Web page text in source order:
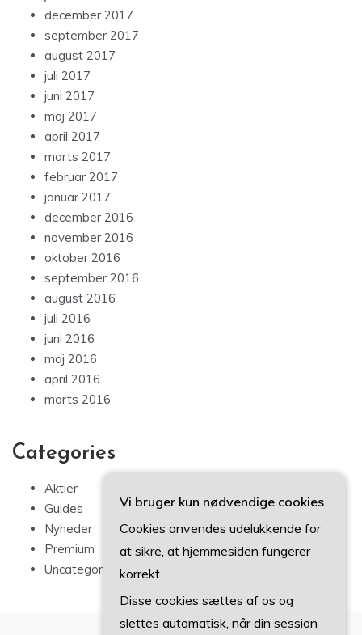
december 2017
september 2017
august 2017
juli 2017
juni 2017
maj 2017
april 2017
marts 2017
februar 2017
januar 2017
december 2016
november 2016
oktober 2016
september 2016
august 2016
juli 2016
juni 2016
maj 2016
april 2016
marts 2016
Categories
Aktier
Guides
Nyheder
Premium
Uncategorized
Vi bruger kun nødvendige cookies
Cookies anvendes udelukkende for
at sikre, at hjemmesiden fungerer
korrekt.
Disse cookies sættes af os og
slettes automatisk, når din session